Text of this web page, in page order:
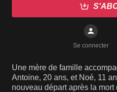
Se connecter
Une mère de famille
Antoine, 20 ans, et Noé, 11
nouveau départ après la